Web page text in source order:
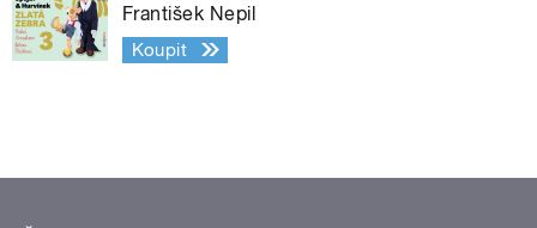
František Nepil
Koupit